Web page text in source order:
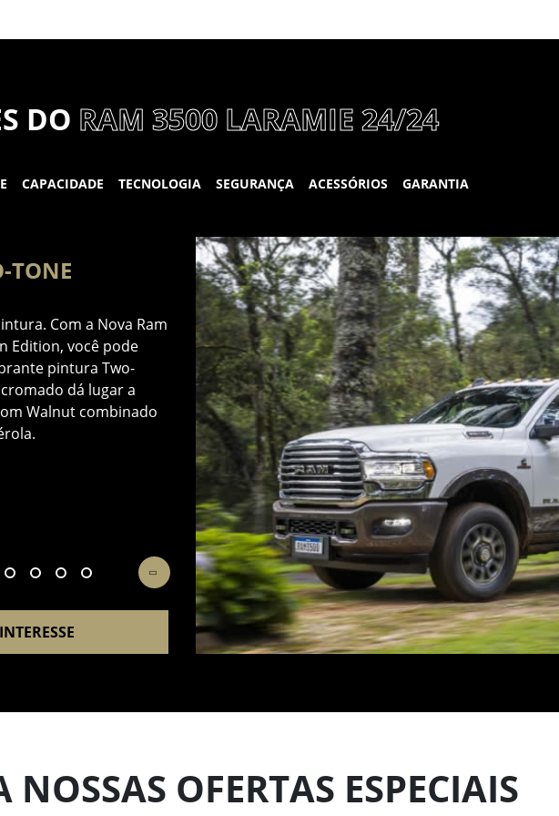
DO RAM 3500 LARAMIE 24/24
CAPACIDADE TECNOLOGIA SEGURANÇA ACESSÓRIOS GARANTIA
TONE
Com a Nova Ram
Edition, você pode
pintura Two-
dá lugar a
Walnut combinado
MOTOR CUMMINS®
TURBODIESEL 6.7L
Alta performance em qualquer terreno.
Experimente o motor Cummins® Turbodiesel
6.7l: são 377 cavalos de potência e 1.150 Nm
de torque.
Leve até
a picape
mercado.
NOSSAS OFERTAS ESPECIAIS